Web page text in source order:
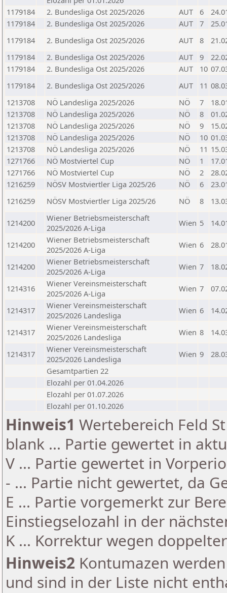
1179184
2. Bundesliga Ost 2025/2026 AUT 6
1179184
2. Bundesliga Ost 2025/2026 AUT 7
1179184
2. Bundesliga Ost 2025/2026 AUT 8
1179184
2. Bundesliga Ost 2025/2026 AUT 9
1179184
2. Bundesliga Ost 2025/2026 AUT 10
1179184
2. Bundesliga Ost 2025/2026 AUT 11
1213708
NÖ Landesliga 2025/2026 NÖ 7
1213708
NÖ Landesliga 2025/2026 NÖ 8
1213708
NÖ Landesliga 2025/2026 NÖ 9
1213708
NÖ Landesliga 2025/2026 NÖ 10
1213708
NÖ Landesliga 2025/2026 NÖ 11
1271766
NÖ Mostviertel Cup NÖ 1
1271766
NÖ Mostviertel Cup NÖ 2
1216259
NÖSV Mostviertler Liga 2025/26 NÖ 6
1216259
NÖSV Mostviertler Liga 2025/26 NÖ 8
1214200
Wiener Betriebsmeisterschaft
2025/2026 A-Liga
Wien 5
1214200
Wiener Betriebsmeisterschaft
2025/2026 A-Liga
Wien 6
1214200
Wiener Betriebsmeisterschaft
2025/2026 A-Liga
Wien 7
1214316
Wiener Vereinsmeisterschaft
2025/2026 A-Liga
Wien 7
1214317
Wiener Vereinsmeisterschaft
2025/2026 Landesliga
Wien 6
1214317
Wiener Vereinsmeisterschaft
2025/2026 Landesliga
Wien 8
1214317
Wiener Vereinsmeisterschaft
2025/2026 Landesliga
Wien 9
Gesamtpartien 22
Elozahl per 01.04.2026
Elozahl per 01.07.2026
Elozahl per 01.10.2026
Hinweis1 Wertebereich Feld
blank ... Partie gewertet in
V ... Partie gewertet in
- ... Partie nicht gewertet, da
E ... Partie vorgemerkt zur
Einstiegselozahl in der
K ... Korrektur wegen
Hinweis2 Kontumazen
und sind in der Liste nicht